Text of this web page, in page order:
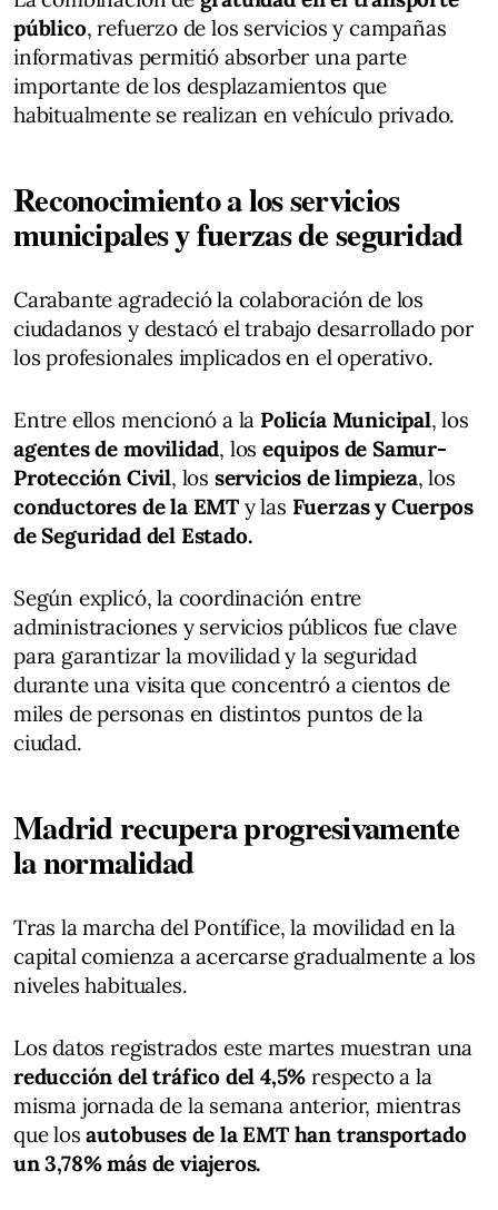
público, refuerzo de los servicios y campañas
informativas permitió absorber una parte
importante de los desplazamientos que
habitualmente se realizan en vehículo privado.
Reconocimiento a los servicios
municipales y fuerzas de seguridad
Carabante agradeció la colaboración de los
ciudadanos y destacó el trabajo desarrollado por
los profesionales implicados en el operativo.
Entre ellos mencionó a la Policía Municipal, los
agentes de movilidad, losequipos de Samur-
Protección Civil, los servicios de limpieza, los
conductores de la EMT y las Fuerzas y Cuerpos
de Seguridad del Estado.
Según explicó, la coordinación entre
administraciones y servicios públicos fue clave
para garantizar la movilidad y la seguridad
durante una visita que concentró a cientos de
miles de personas en distintos puntos de la
ciudad.
Madrid recupera progresivamente
la normalidad
Tras la marcha del Pontífice, la movilidad en la
capital comienza a acercarse gradualmente a los
niveles habituales.
Los datos registrados este martes muestran una
reducción del tráfico del 4,5% respecto a la
misma jornada de la semana anterior, mientras
que losautobuses de la EMT han transportado
un 3,78% más de viajeros.